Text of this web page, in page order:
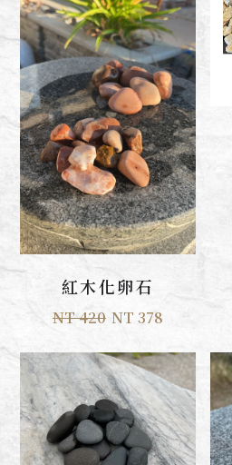
加入購物車
紅木化卵石
NT 420 NT 378